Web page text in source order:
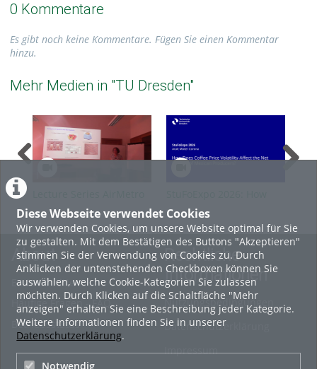
Diese Webseite verwendet Cookies
Wir verwenden Cookies, um unsere Website optimal für Sie
zu gestalten. Mit dem Bestätigen des Buttons "Akzeptieren"
stimmen Sie der Verwendung von Cookies zu. Durch
Anklicken der untenstehenden Checkboxen können Sie
auswählen, welche Cookie-Kategorien Sie zulassen
möchten. Durch Klicken auf die Schaltfläche "Mehr
anzeigen" erhalten Sie eine Beschreibung jeder Kategorie.
Weitere Informationen finden Sie in unserer
Datenschutzerklärung.
Notwendig
0 Kommentare
Es gibt noch keine Kommentare. Fügen Sie einen Kommentar
hinzu.
Mehr Medien in "TU Dresden"
SS2026 Guest A.
Guehnemann
Does Coffee Price
Volatility Affect the Net
Income of Mexican
Producers?
About
Erste Schritte
Häufige Fragen - FAQ
Betriebsstatus
Rechtliche
Informationen
Nutzungsbedingungen
Datenschutzerklärung
Impressum